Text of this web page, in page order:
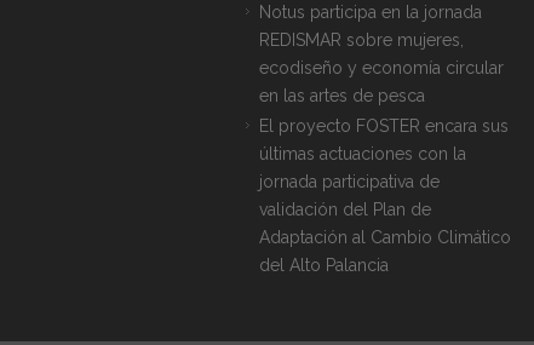
Notus participa en la jornada
REDISMAR sobre mujeres,
ecodiseño y economía circular
en las artes de pesca
El proyecto FOSTER encara sus
últimas actuaciones con la
jornada participativa de
validación del Plan de
Adaptación al Cambio Climático
del Alto Palancia